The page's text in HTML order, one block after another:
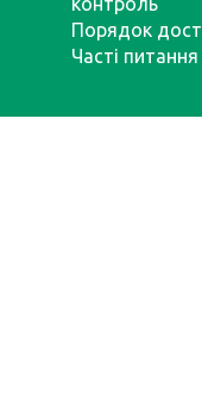
Порядок
Часті питання